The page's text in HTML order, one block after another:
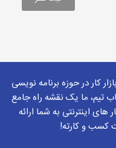
کار در حوزه برنامه نویسی
تیم، ما یک نقشه راه جامع
اینترنتی به شما ارائه
کسب و کارته!